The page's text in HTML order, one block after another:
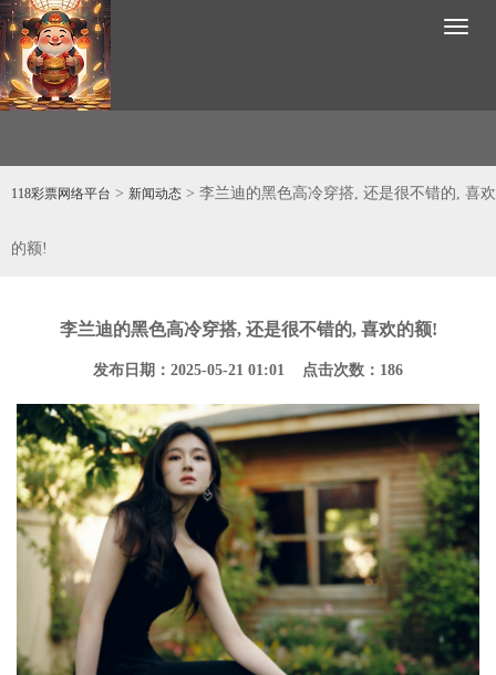
118彩票网络平台 > 新闻动态 > 李兰迪的黑色高冷穿搭, 还是很不错的, 喜欢
的额!
李兰迪的黑色高冷穿搭, 还是很不错的, 喜欢的额!
发布日期：2025-05-21 01:01 点击次数：186